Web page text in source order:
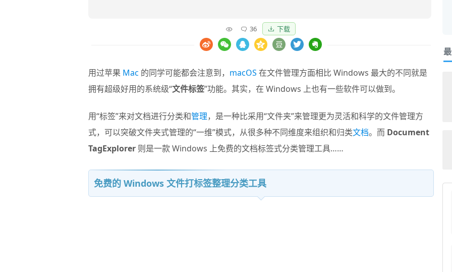
36 下载
用过苹果 Mac 的同学可能都会注意到， macOS 在文件管理方面相比 Windows 最大的不同就是
拥有超级好用的系统级“文件标签”功能。其实，在 Windows 上也有一些软件可以做到。
用“标签”来对文档进行分类和管理，是一种比采用“文件夹”来管理更为灵活和科学的文件管理方
式，可以突破文件夹式管理的“一维”模式，从很多种不同维度来组织和归类文档。而 Document
TagExplorer则是一款 Windows 上免费的文档标签式分类管理工具……
免费的 Windows 文件打标签整理分类工具